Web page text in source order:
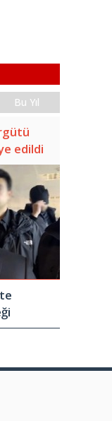
Bu Yıl
edildi